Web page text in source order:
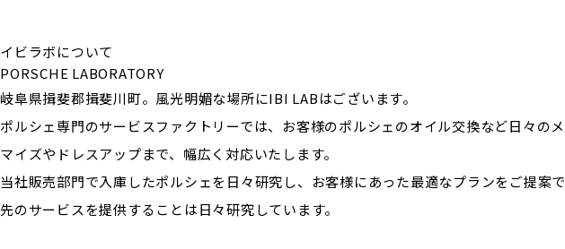
イビラボについて
PORSCHE LABORATORY
岐阜県揖斐郡揖斐川町。風光明媚な場所にIBI LABはございます。
ポルシェ専門のサービスファクトリーでは、お客様のポルシェのオイル交換など日々の
マイズやドレスアップまで、幅広く対応いたします。
当社販売部門で入庫したポルシェを日々研究し、お客様にあった最適なプランをご提案
先のサービスを提供することは日々研究しています。